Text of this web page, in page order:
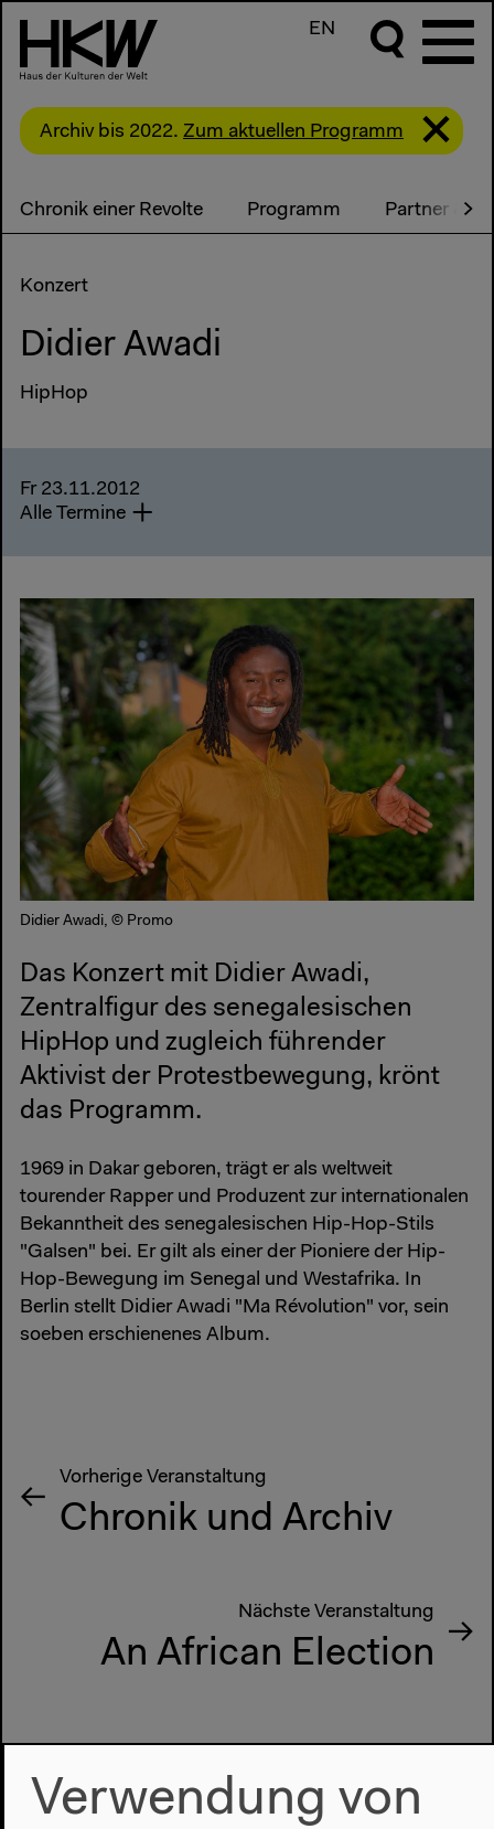
EN
Archiv bis 2022. Zum aktuellen Programm
Chronik einer Revolte Programm Partner &
Konzert
Didier Awadi
HipHop
Fr 23.11.2012
Alle Termine
Didier Awadi, © Promo
Das Konzert mit Didier Awadi,
Zentralfigur des senegalesischen
HipHop und zugleich führender
Aktivist der Protestbewegung, krönt
das Programm.
1969 in Dakar geboren, trägt er als weltweit
tourender Rapper und Produzent zur internationalen
Bekanntheit des senegalesischen Hip-Hop-Stils
"Galsen" bei. Er gilt als einer der Pioniere der Hip-
Hop-Bewegung im Senegal und Westafrika. In
Berlin stellt Didier Awadi "Ma Révolution" vor, sein
soeben erschienenes Album.
Vorherige Veranstaltung
Chronik und Archiv
Nächste Veranstaltung
An African Election
Verwendung von